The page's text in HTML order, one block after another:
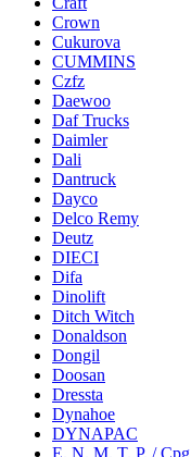
Crown
Cukurova
CUMMINS
Czfz
Daewoo
Daf Trucks
Daimler
Dali
Dantruck
Dayco
Delco Remy
Deutz
DIECI
Difa
Dinolift
Ditch Witch
Donaldson
Dongil
Doosan
Dressta
Dynahoe
DYNAPAC
E. N. M. T. P. / Cpg